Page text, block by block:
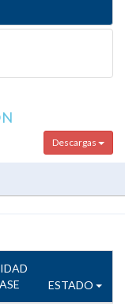
Descargas
ESTADO